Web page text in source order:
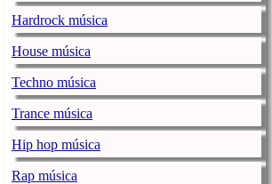
Hardrock música
House música
Techno música
Trance música
Hip hop música
Rap música